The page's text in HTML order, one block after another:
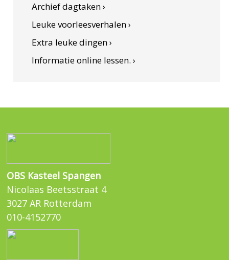
Archief dagtaken ›
Leuke voorleesverhalen ›
Extra leuke dingen ›
Informatie online lessen. ›
OBS Kasteel Spangen
Nicolaas Beetsstraat 4
3027 AR Rotterdam
010-4152770